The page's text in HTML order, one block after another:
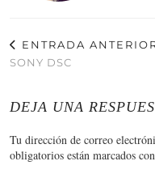
ENTRADA
SONY DSC
DEJA UNA
Tu dirección de correo
obligatorios están marcados con